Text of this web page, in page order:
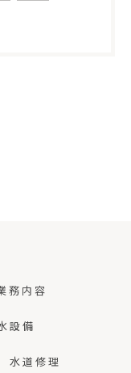
務内容
設備
水道修理